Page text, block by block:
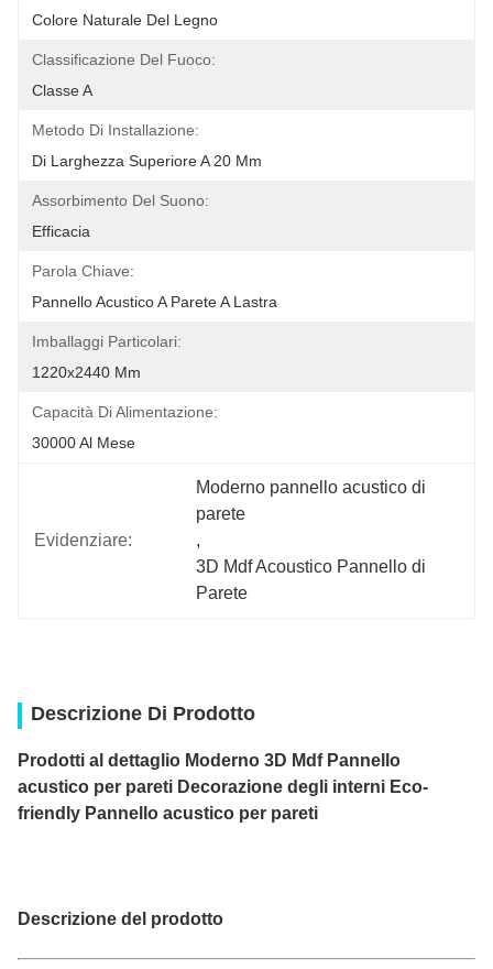
Colore Naturale Del Legno
Classificazione Del Fuoco:
Classe A
Metodo Di Installazione:
Di Larghezza Superiore A 20 Mm
Assorbimento Del Suono:
Efficacia
Parola Chiave:
Pannello Acustico A Parete A Lastra
Imballaggi Particolari:
1220x2440 Mm
Capacità Di Alimentazione:
30000 Al Mese
Evidenziare:
Moderno pannello acustico di
parete
,
3D Mdf Acoustico Pannello di
Parete
Descrizione Di Prodotto
Prodotti al dettaglio Moderno 3D Mdf Pannello
acustico per pareti Decorazione degli interni Eco-
friendly Pannello acustico per pareti
Descrizione del prodotto